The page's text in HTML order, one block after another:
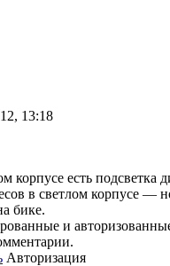
13:18
корпусе есть подсветка
в светлом корпусе —
бике.
и
Авторизация